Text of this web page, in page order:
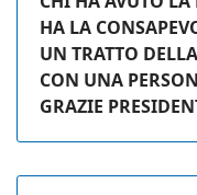
HA LA
UN TRATTO
CON UNA
GRAZIE